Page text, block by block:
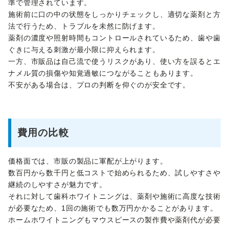
準で管理されています。
施術前に口の中の状態をしっかりチェックし、適切な薬剤と方
法で行うため、トラブルを未然に防げます。
薬剤の濃度や照射時間もコントロールされているため、歯や歯
ぐきに与える刺激が最小限に抑えられます。
一方、市販品は自己流で使うリスクがあり、使い方を誤るとエ
ナメル質の損傷や知覚過敏につながることもあります。
不安がある場合は、プロの判断を仰ぐのが安全です。
費用の比較
価格面では、市販の製品に軍配が上がります。
数百円から数千円と低コストで始められるため、試しやすさや
継続のしやすさが魅力です。
それに対して歯科ホワイトニングは、薬剤や施術に高度な技術
が必要なため、1回の施術でも数万円かかることがあります。
ホームホワイトニングもマウスピースの製作費や薬剤代が必要